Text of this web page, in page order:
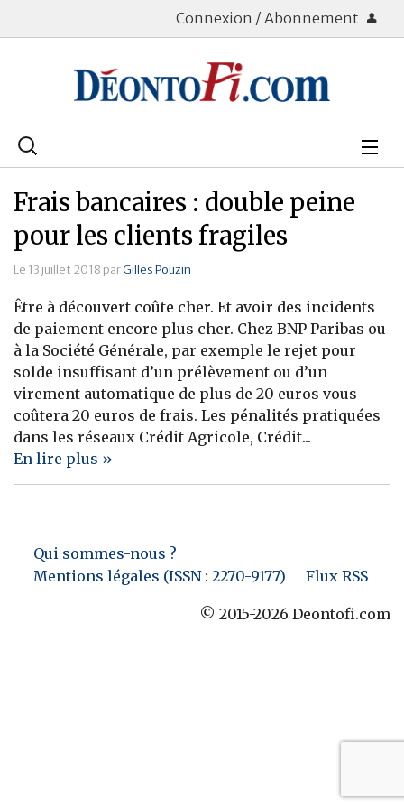
Connexion / Abonnement
Rechercher
Bourse
Placements
Assurance Vie
Patrimoine
Immobilier
Banque
Frais bancaires : double peine
pour les clients fragiles
Le 13 juillet 2018 parGilles Pouzin
Être à découvert coûte cher. Et avoir des incidents
de paiement encore plus cher. Chez BNP Paribas ou
à la Société Générale, par exemple le rejet pour
solde insuffisant d’un prélèvement ou d’un
virement automatique de plus de 20 euros vous
coûtera 20 euros de frais. Les pénalités pratiquées
dans les réseaux Crédit Agricole, Crédit...
En lire plus »
Qui sommes-nous ?
Mentions légales (ISSN : 2270-9177)
Flux RSS
© 2015-2026 Deontofi.com